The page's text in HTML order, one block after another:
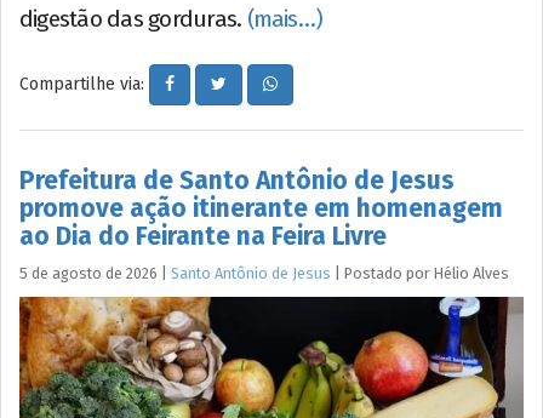
digestão das gorduras. (mais…)
Compartilhe via:
Prefeitura de Santo Antônio de Jesus
promove ação itinerante em homenagem
ao Dia do Feirante na Feira Livre
5 de agosto de 2026 Santo Antônio de Jesus Postado por Hélio Alves